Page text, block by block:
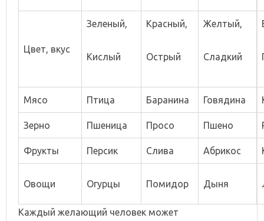
Цвет, вкус
Зеленый,
Кислый
Красный,
Острый
Желтый,
Сладкий
Мясо Птица Баранина Говядина
Зерно Пшеница Просо Пшено
Фрукты Персик Слива Абрикос
Овощи Огурцы Помидор Дыня
Каждый желающий человек может